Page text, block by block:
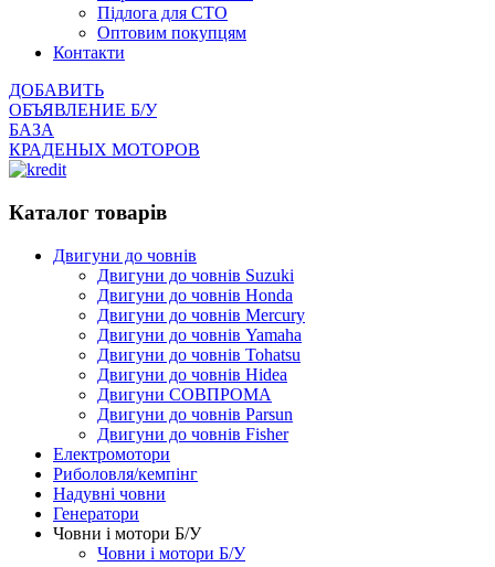
Підлога для СТО
Оптовим покупцям
Контакти
ДОБАВИТЬ
ОБЪЯВЛЕНИЕ Б/У
БАЗА
КРАДЕНЫХ МОТОРОВ
Каталог товарів
Двигуни до човнів
Двигуни до човнів Suzuki
Двигуни до човнів Honda
Двигуни до човнів Mercury
Двигуни до човнів Yamaha
Двигуни до човнів Tohatsu
Двигуни до човнів Hidea
Двигуни СОВПРОМА
Двигуни до човнів Parsun
Двигуни до човнів Fisher
Електромотори
Риболовля/кемпінг
Надувні човни
Генератори
Човни і мотори Б/У
Човни і мотори Б/У